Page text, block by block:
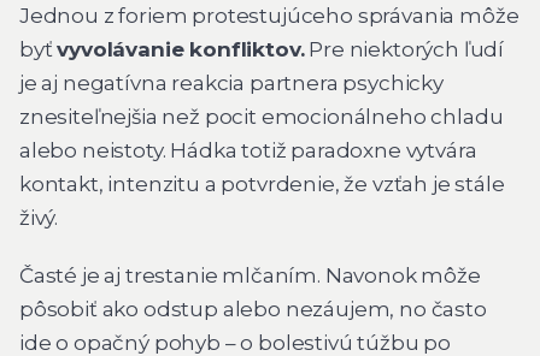
Jednou z foriem protestujúceho správania môže
byťvyvolávanie konfliktov.Pre niektorých ľudí
je aj negatívna reakcia partnera psychicky
znesiteľnejšia než pocit emocionálneho chladu
alebo neistoty. Hádka totiž paradoxne vytvára
kontakt, intenzitu a potvrdenie, že vzťah je stále
živý.
Časté je aj trestanie mlčaním. Navonok môže
pôsobiť ako odstup alebo nezáujem, no často
ide o opačný pohyb – o bolestivú túžbu po